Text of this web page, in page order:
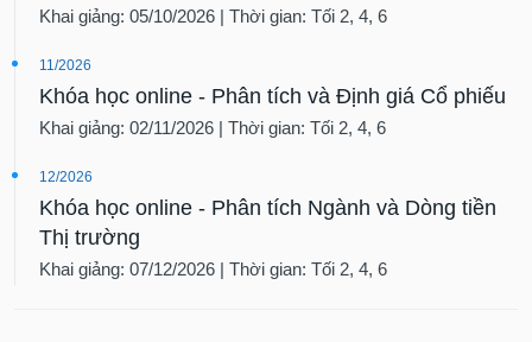
Khai giảng: 05/10/2026 | Thời gian: Tối 2, 4, 6
11/2026
Khóa học online - Phân tích và Định giá Cổ phiếu
Khai giảng: 02/11/2026 | Thời gian: Tối 2, 4, 6
12/2026
Khóa học online - Phân tích Ngành và Dòng tiền
Thị trường
Khai giảng: 07/12/2026 | Thời gian: Tối 2, 4, 6